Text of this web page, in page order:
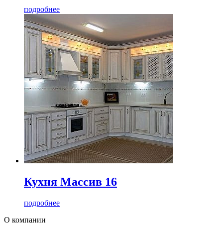
подробнее
Кухня Массив 16
подробнее
О компании